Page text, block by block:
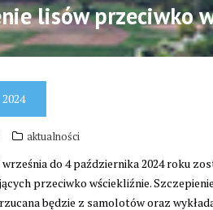
lisów przeciwko
2024
aktualności
września do 4 października 2024 roku
przeciwko wściekliźnie.
będzie z samolotów oraz